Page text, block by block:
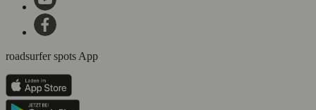
roadsurfer spots App